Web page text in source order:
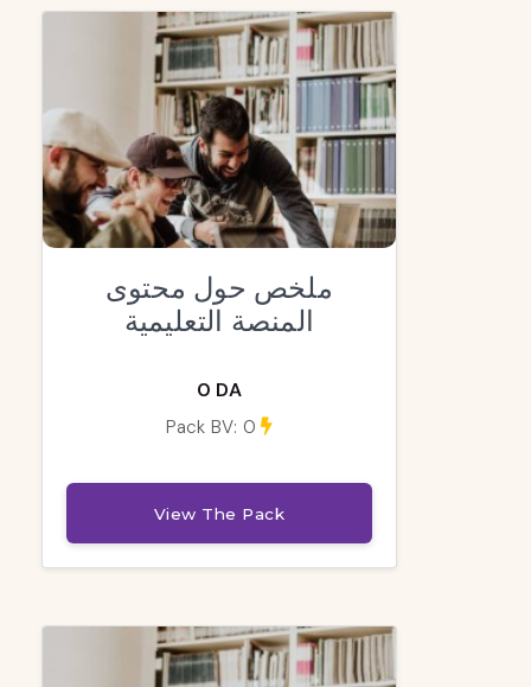
ملخص حول محتوى
المنصة التعليمية
0 DA
Pack BV: 0
View The Pack